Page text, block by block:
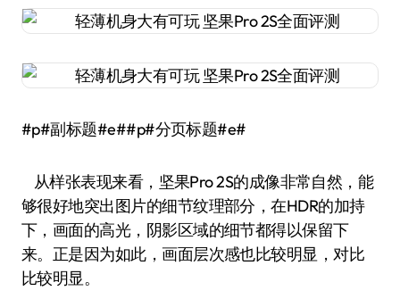
#p#副标题#e##p#分页标题#e#
从样张表现来看，坚果Pro 2S的成像非常自然，能
够很好地突出图片的细节纹理部分，在HDR的加持
下，画面的高光，阴影区域的细节都得以保留下
来。正是因为如此，画面层次感也比较明显，对比
比较明显。